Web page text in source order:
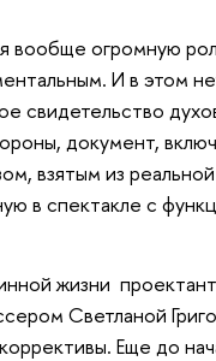
огромную
И в этом
свидетельство
документ,
взятым из
в спектакле с
жизни
Светланой
Еще до